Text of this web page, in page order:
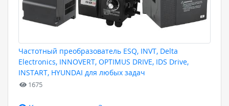
Частотный преобразователь ESQ, INVT, Delta
Electronics, INNOVERT, OPTIMUS DRIVE, IDS Drive,
INSTART, HYUNDAI для любых задач
1675